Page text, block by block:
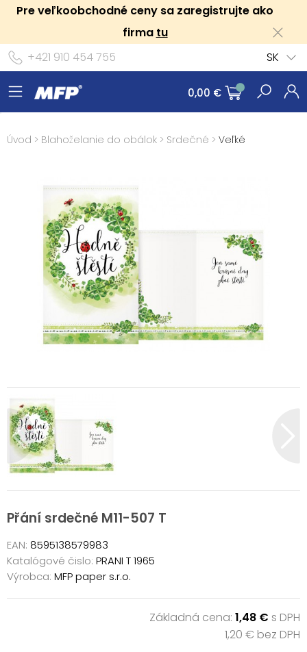
Pre veľkoobchodné ceny sa zaregistrujte ako
firma tu
+421 910 454 755
SK
0,00 €
Úvod > Blahoželanie do obálok > Srdečné > Veľké
Přání srdečné M11-507 T
EAN: 8595138579983
Katalógové čislo: PRANI T 1965
Výrobca: MFP paper s.r.o.
Základná cena: 1,48 € s DPH
1,20 € bez DPH